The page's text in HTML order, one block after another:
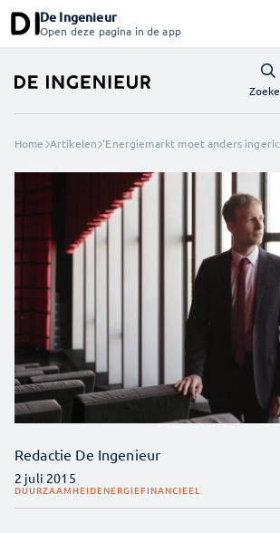
De Ingenieur
Open deze pagina in de app
Home Artikelen 'Energiemarkt moet anders
Redactie De Ingenieur
2 juli 2015
DUURZAAMHEIDENERGIEFINANCIEEL